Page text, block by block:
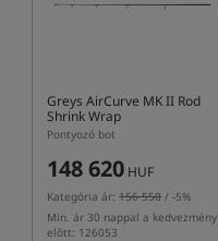
Greys AirCurve MK II Rod
Shrink Wrap
Pontyozó bot
148 620 HUF
Kategória ár: 156 550 / -5%
Min. ár 30 nappal a kedvezmény
előtt: 126053